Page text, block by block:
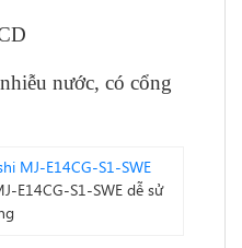
nước, có cổng
E14CG-S1-SWE dễ sử